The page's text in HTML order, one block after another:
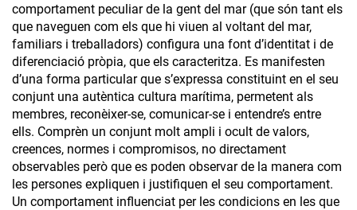
comportament peculiar de la gent del mar (que són tant els
que naveguen com els que hi viuen al voltant del mar,
familiars i treballadors) configura una font d’identitat i de
diferenciació pròpia, que els caracteritza. Es manifesten
d’una forma particular que s’expressa constituint en el seu
conjunt una autèntica cultura marítima, permetent als
membres, reconèixer-se, comunicar-se i entendre’s entre
ells. Comprèn un conjunt molt ampli i ocult de valors,
creences, normes i compromisos, no directament
observables però que es poden observar de la manera com
les persones expliquen i justifiquen el seu comportament.
Un comportament influenciat per les condicions en les que